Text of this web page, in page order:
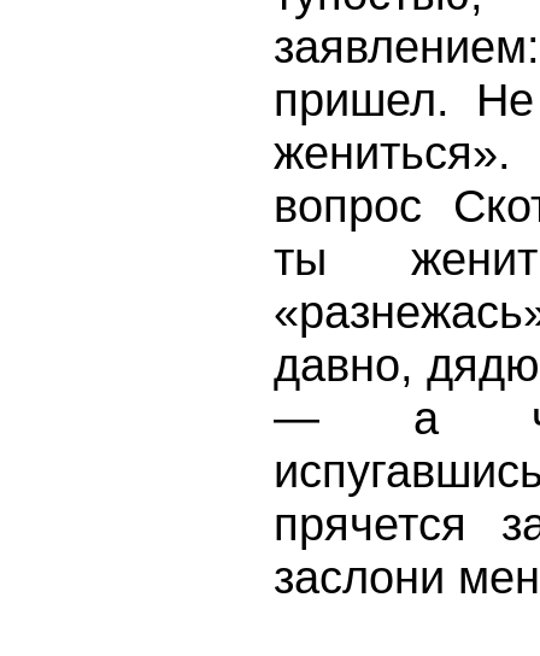
пришел. Не
вопрос
ты
давно,
— а
прячется
заслони